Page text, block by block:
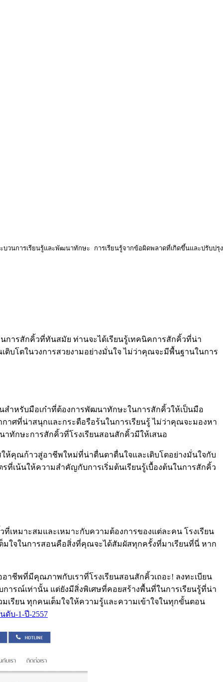
วนการเรียนรู้และพัฒนาทักษะ การเรียนรู้จากข้อผิดพลาดที่เกิดขึ้นและปรับ
ารสักคิ้วที่ทันสมัย ท่านจะได้เรียนรู้เทคนิคการสักคิ้วที่น่า
โตในวงการสวยงามอย่างมั่นใจ ไม่ว่าคุณจะมีพื้นฐานในการ
สำหรับมือเก๋าที่ต้องการพัฒนาทักษะในการสักคิ้วให้เป็นมือ
าศที่น่าสนุกและกระตือรือร้นในการเรียนรู้ ไม่ว่าคุณจะมองหา
าทักษะการสักคิ้วที่โรงเรียนสอนสักคิ้วมีให้เสนอ
ให้คุณก้าวสู่อาชีพใหม่ที่น่าตื่นตาตื่นใจและเติบโตอย่างมั่นใจกับ
เน้นให้ความสำคัญกับการเริ่มต้นเรียนรู้เบื้องต้นในการสักคิ้ว
หมาะสมและเหมาะกับความต้องการของแต่ละคน โรงเรียน
มใจในการสอนคือสิ่งที่คุณจะได้สัมผัสทุกครั้งที่มาเรียนที่นี่ หาก
าชีพที่มีคุณภาพกับเราที่โรงเรียนสอนสักคิ้วเถอะ! ลงทะเบียน
ารณ์เท่านั้น แต่ยังมีสิ่งพิเศษที่คอยสร้างพื้นที่ในการเรียนรู้ที่น่า
เรียน ทุกคนเต็มใจให้ความรู้และความเข้าใจในทุกขั้นตอน
ดับ-1-ปี-2557